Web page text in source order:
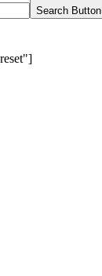
Search Button